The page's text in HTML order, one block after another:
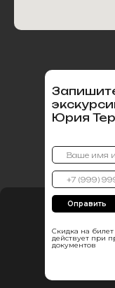
Юрия
Скидка на билет
действует при
документов
Оправить